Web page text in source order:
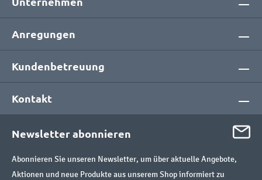
Anregungen
Kundenbetreuung
Kontakt
Newsletter abonnieren
Abonnieren Sie unseren Newsletter, um über aktuelle Angebote,
Aktionen und neue Produkte aus unserem Shop informiert zu